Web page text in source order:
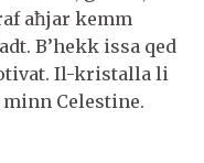
aħjar kemm
B’hekk issa qed
Il-kristalla li
Celestine.